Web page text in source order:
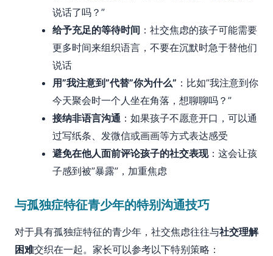
说话了吗？”
给予充足的等待时间 ：社交焦虑的孩子可能需要
更多时间来组织语言，不要在沉默时急于替他们
说话
用”我注意到”代替”你为什么” ：比如”我注意到你
今天聚会时一个人坐在角落，想聊聊吗？”
接纳非语言沟通 ：如果孩子不愿意开口，可以通
过写纸条、发微信或画画等方式表达感受
避免在他人面前评论孩子的社交表现：这会让孩
子感到被”暴露”，加重焦虑
与孤独症特征青少年的特别沟通技巧
对于具有孤独症特征的青少年，社交焦虑往往与社交理解
困难交织在一起。家长可以参考以下特别策略：